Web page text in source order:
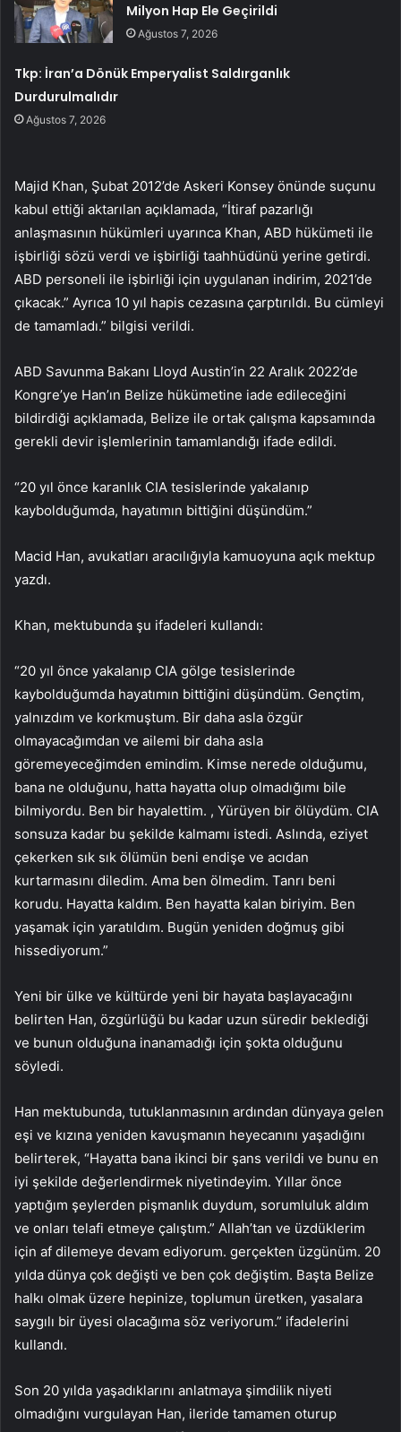
Milyon Hap Ele Geçirildi
Ağustos 7, 2026
Tkp: İran’a Dönük Emperyalist Saldırganlık
Durdurulmalıdır
Ağustos 7, 2026
Majid Khan, Şubat 2012’de Askeri Konsey önünde suçunu
kabul ettiği aktarılan açıklamada, “İtiraf pazarlığı
anlaşmasının hükümleri uyarınca Khan, ABD hükümeti ile
işbirliği sözü verdi ve işbirliği taahhüdünü yerine getirdi.
ABD personeli ile işbirliği için uygulanan indirim, 2021’de
çıkacak.” Ayrıca 10 yıl hapis cezasına çarptırıldı. Bu cümleyi
de tamamladı.” bilgisi verildi.
ABD Savunma Bakanı Lloyd Austin’in 22 Aralık 2022’de
Kongre’ye Han’ın Belize hükümetine iade edileceğini
bildirdiği açıklamada, Belize ile ortak çalışma kapsamında
gerekli devir işlemlerinin tamamlandığı ifade edildi.
“20 yıl önce karanlık CIA tesislerinde yakalanıp
kaybolduğumda, hayatımın bittiğini düşündüm.”
Macid Han, avukatları aracılığıyla kamuoyuna açık mektup
yazdı.
Khan, mektubunda şu ifadeleri kullandı:
“20 yıl önce yakalanıp CIA gölge tesislerinde
kaybolduğumda hayatımın bittiğini düşündüm. Gençtim,
yalnızdım ve korkmuştum. Bir daha asla özgür
olmayacağımdan ve ailemi bir daha asla
göremeyeceğimden emindim. Kimse nerede olduğumu,
bana ne olduğunu, hatta hayatta olup olmadığımı bile
bilmiyordu. Ben bir hayalettim. , Yürüyen bir ölüydüm. CIA
sonsuza kadar bu şekilde kalmamı istedi. Aslında, eziyet
çekerken sık sık ölümün beni endişe ve acıdan
kurtarmasını diledim. Ama ben ölmedim. Tanrı beni
korudu. Hayatta kaldım. Ben hayatta kalan biriyim. Ben
yaşamak için yaratıldım. Bugün yeniden doğmuş gibi
hissediyorum.”
Yeni bir ülke ve kültürde yeni bir hayata başlayacağını
belirten Han, özgürlüğü bu kadar uzun süredir beklediği
ve bunun olduğuna inanamadığı için şokta olduğunu
söyledi.
Han mektubunda, tutuklanmasının ardından dünyaya gelen
eşi ve kızına yeniden kavuşmanın heyecanını yaşadığını
belirterek, “Hayatta bana ikinci bir şans verildi ve bunu en
iyi şekilde değerlendirmek niyetindeyim. Yıllar önce
yaptığım şeylerden pişmanlık duydum, sorumluluk aldım
ve onları telafi etmeye çalıştım.” Allah’tan ve üzdüklerim
için af dilemeye devam ediyorum. gerçekten üzgünüm. 20
yılda dünya çok değişti ve ben çok değiştim. Başta Belize
halkı olmak üzere hepinize, toplumun üretken, yasalara
saygılı bir üyesi olacağıma söz veriyorum.” ifadelerini
kullandı.
Son 20 yılda yaşadıklarını anlatmaya şimdilik niyeti
olmadığını vurgulayan Han, ileride tamamen oturup